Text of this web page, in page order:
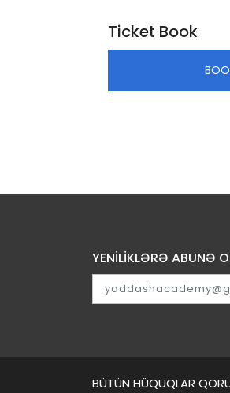
Ticket Book
YENİLİKLƏRƏ ABUNƏ
BÜTÜN HÜQUQLAR